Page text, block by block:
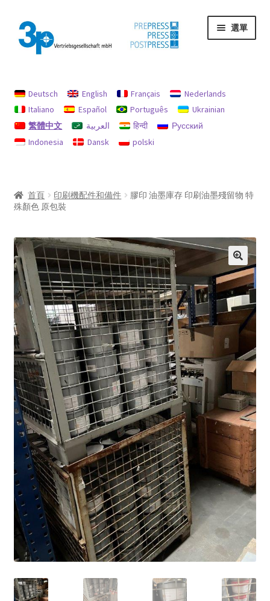
跳
至
導
跳
至
主
容
選單
印記
我的帳戶
退款和退貨政策
Deutsch English Français
Nederlands
Italiano
Español Português
Ukrainian
繁體中文
العربية हिन्दी
Русский
Indonesia
Dansk polski
首頁 印刷機配件和備件
膠印 油墨庫存 印刷油墨殘留物 特
殊顏色 原包裝